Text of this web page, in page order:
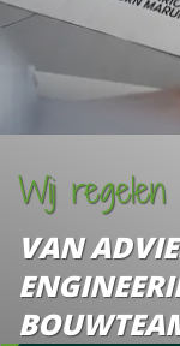
Wij regelen
VAN